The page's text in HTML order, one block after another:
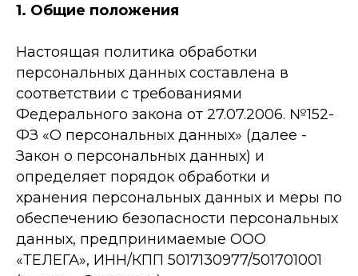
1. Общие положения
Настоящая политика обработки
персональных данных составлена в
соответствии с требованиями
Федерального закона от 27.07.2006. №152-
ФЗ «О персональных данных» (далее -
Закон о персональных данных) и
определяет порядок обработки и
хранения персональных данных и меры по
обеспечению безопасности персональных
данных, предпринимаемые ООО
«ТЕЛЕГА», ИНН/КПП 5017130977/501701001